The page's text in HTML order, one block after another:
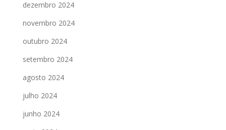
dezembro 2024
novembro 2024
outubro 2024
setembro 2024
agosto 2024
julho 2024
junho 2024